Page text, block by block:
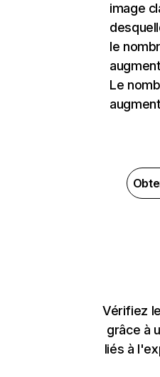
image
le
Le
Vérifiez
grâce à
liés à